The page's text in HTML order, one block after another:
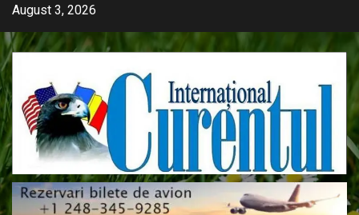
Skip
content
August 3, 2026